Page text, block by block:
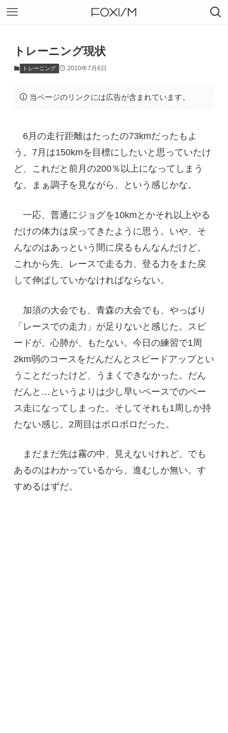
トレーニング現状
トレーニング 2010年7月6日
当ページのリンクには広告が含まれています。
6月の走行距離はたったの73kmだったもよ
う。7月は150kmを目標にしたいと思っていたけ
ど、これだと前月の200％以上になってしまう
な。まぁ調子を見ながら、という感じかな。
一応、普通にジョグを10kmとかそれ以上やる
だけの体力は戻ってきたように思う。いや、そ
んなのはあっという間に戻るもんなんだけど。
これから先、レースで走る力、登る力をまた戻
して伸ばしていかなければならない。
加須の大会でも、青森の大会でも、やっぱり
「レースでの走力」が足りないと感じた。スピ
ードが、心肺が、もたない。今日の練習で1周
2km弱のコースをだんだんとスピードアップとい
うことだったけど、うまくできなかった。だん
だんと…というよりは少し早いペースでのペー
ス走になってしまった。そしてそれも1周しか持
たない感じ。2周目はボロボロだった。
まだまだ先は霧の中、見えないけれど、でも
あるのはわかっているから、進むしか無い。す
すめるはずだ。